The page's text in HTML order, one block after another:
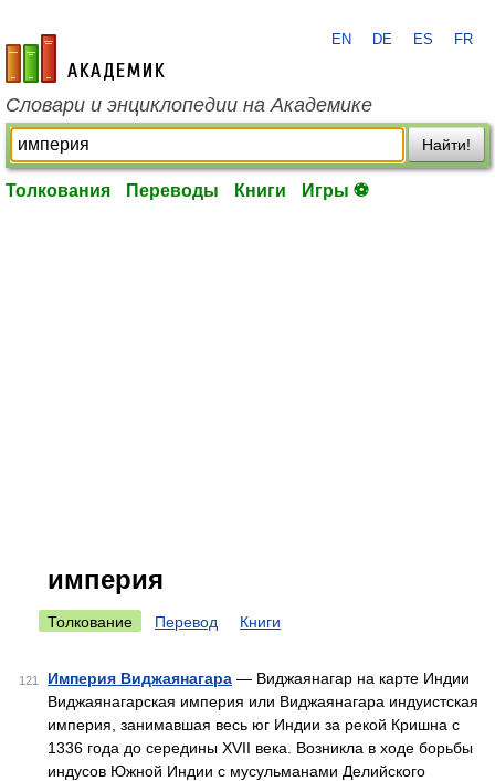
academic.ru
EN DE ES FR
Словари и энциклопедии на Академике
Найти!
Толкования Переводы Книги Игры ⚽
империя
Толкование Перевод Книги
121 Империя Виджаянагара — Виджаянагар на карте Индии
Виджаянагарская империя или Виджаянагара индуистская
империя, занимавшая весь юг Индии за рекой Кришна с
1336 года до середины XVII века. Возникла в ходе борьбы
индусов Южной Индии с мусульманами Делийского